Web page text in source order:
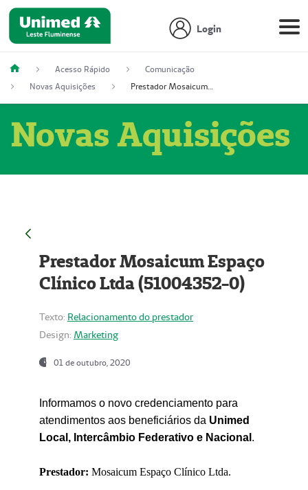
Login
Acesso Rápido
Comunicação
Novas Aquisições
Prestador Mosaicum Espaço Clínico Ltda (51004352-0)
Novas Aquisições
Prestador Mosaicum Espaço
Clínico Ltda (51004352-0)
Texto: Relacionamento do prestador
Design: Marketing
01 de outubro, 2020
Informamos o novo credenciamento para
atendimentos aos beneficiários da Unimed
Local, Intercâmbio Federativo e Nacional .
Prestador: Mosaicum Espaço Clínico Ltda.